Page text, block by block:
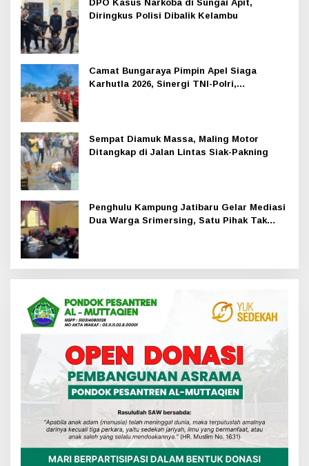
DPO Kasus Narkoba di Sungai Apit,
Diringkus Polisi Dibalik Kelambu
Camat Bungaraya Pimpin Apel Siaga
Karhutla 2026, Sinergi TNI-Polri,
Sempat Diamuk Massa, Maling Motor
Ditangkap di Jalan Lintas Siak-Pakning
Penghulu Kampung Jatibaru Gelar Mediasi
Dua Warga Srimersing, Satu Pihak Tak